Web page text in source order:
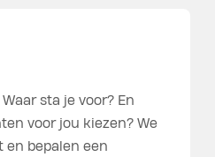
sta je voor? En
voor jou kiezen? We
bepalen een